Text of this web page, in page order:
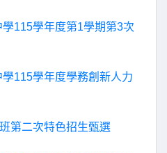
115學年度第1學期第3次
115學年度學務創新人力
第二次特色招生甄選